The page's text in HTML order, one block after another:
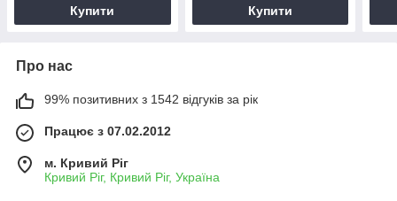
Купити Купити
Про нас
99% позитивних з 1542 відгуків за рік
Працює з 07.02.2012
м. Кривий Ріг
Кривий Ріг, Кривий Ріг, Україна